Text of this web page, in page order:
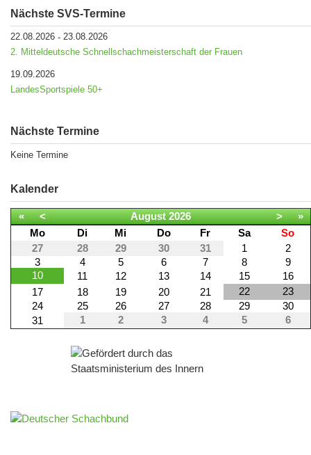
Nächste SVS-Termine
22.08.2026 - 23.08.2026
2. Mitteldeutsche Schnellschachmeisterschaft der Frauen
19.09.2026
LandesSportspiele 50+
Nächste Termine
Keine Termine
Kalender
« < August 2026 >
»
Mo
Di Mi Do Fr Sa
So
27
28 29 30 31 1
2
3
4 5 6 7 8
9
10
11 12 13 14 15
16
17
18 19 20 21 22
23
24
25 26 27 28 29
30
31
1 2 3 4 5 6